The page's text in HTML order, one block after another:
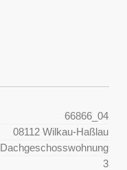
66866_04
08112 Wilkau-Haßlau
Dachgeschosswohnung
3